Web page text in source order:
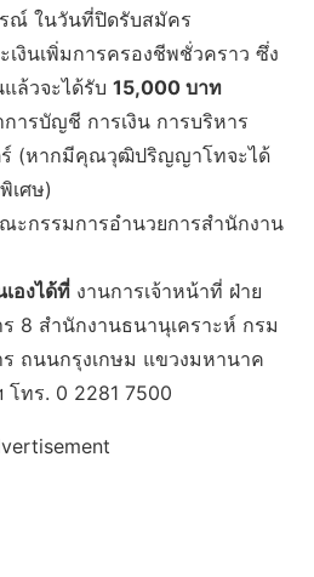
ณ์ ในวันที่ปิดรับสมัคร
งินเพิ่มการครองชีพชั่วคราว ซึ่ง
ล้วจะได้รับ 15,000 บาท
ารบัญชี การเงิน การบริหาร
ร์ (หากมีคุณวุฒิปริญญาโทจะได้
เศษ)
ะกรรมการอำนวยการสำนักงาน
องได้ที่ งานการเจ้าหน้าที่ ฝ่าย
8 สำนักงานธนานุเคราะห์ กรม
ถนนกรุงเกษม แขวงมหานาค
โทร. 0 2281 7500